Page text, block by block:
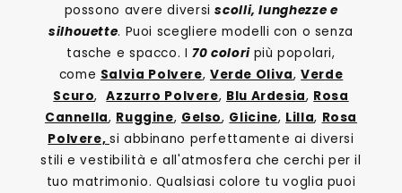
possono avere diversiscolli, lunghezze e
silhouette. Puoi scegliere modelli con o senza
tasche e spacco. I70 colori più popolari,
come Salvia Polvere, Verde Oliva,Verde
Scuro,Azzurro Polvere, Blu Ardesia, Rosa
Cannella, Ruggine, Gelso, Glicine, Lilla, Rosa
Polvere, si abbinano perfettamente ai diversi
stili e vestibilità e all'atmosfera che cerchi per il
tuo matrimonio. Qualsiasi colore tu voglia puoi